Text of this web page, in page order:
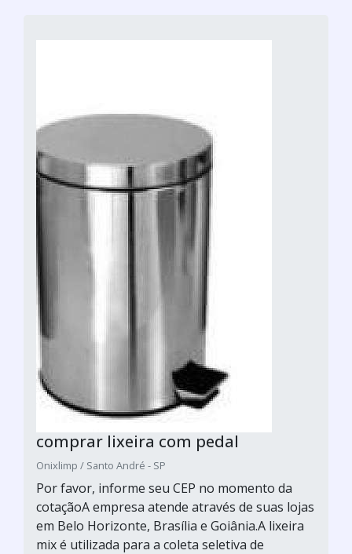
comprar lixeira com pedal
Onixlimp / Santo André - SP
Por favor, informe seu CEP no momento da
cotaçãoA empresa atende através de suas lojas
em Belo Horizonte, Brasília e Goiânia.A lixeira
mix é utilizada para a coleta seletiva de